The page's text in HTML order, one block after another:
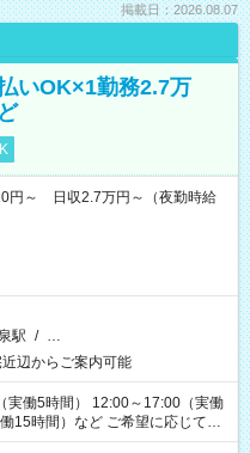
掲載日：2026.08.07
いOK×1勤務2.7万
円～ 日収2.7万円～（夜勤時給
駅 / …
辺からご案内可能
働5時間） 12:00～17:00（実働
ど ご希望に応じて、
軽に担当へ相談ください！